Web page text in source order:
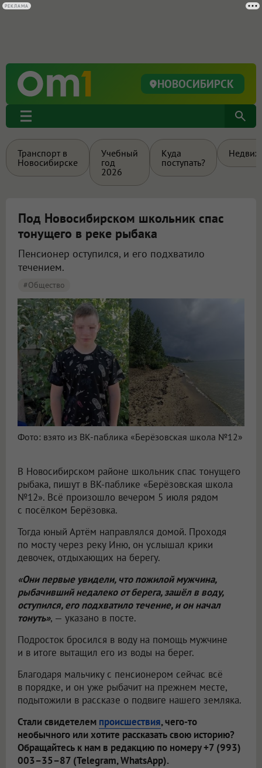
НОВОСИБИРСК
Транспорт в
Новосибирске
Учебный
год
2026
Куда
поступать?
Под Новосибирском школьник спас
тонущего в реке рыбака
Пенсионер оступился, и его подхватило
течением.
#Общество
Фото: взято из ВК-паблика «Берёзовская школа №12»
В Новосибирском районе школьник спас тонущего
рыбака, пишут в ВК-паблике «Берёзовская школа
№12». Всё произошло вечером 5 июля рядом
с посёлком Берёзовка.
Тогда юный Артём направлялся домой. Проходя
по мосту через реку Иню, он услышал крики
девочек, отдыхающих на берегу.
«Они первые увидели, что пожилой мужчина,
рыбачивший недалеко от берега, зашёл в воду,
оступился, его подхватило течение, и он начал
тонуть», — указано в посте.
Подросток бросился в воду на помощь мужчине
и в итоге вытащил его из воды на берег.
Благодаря мальчику с пенсионером сейчас всё
в порядке, и он уже рыбачит на прежнем месте,
подытожили в рассказе о подвиге нашего земляка.
Стали свидетелем происшествия, чего-то
необычного или хотите рассказать свою историю?
Обращайтесь к нам в редакцию по номеру +7 (993)
003–35–87 (Telegram, WhatsApp).